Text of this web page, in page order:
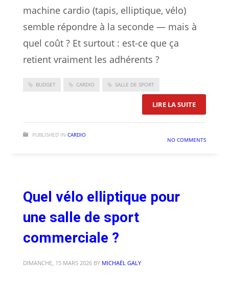
machine cardio (tapis, elliptique, vélo)
semble répondre à la seconde — mais à
quel coût ? Et surtout : est-ce que ça
retient vraiment les adhérents ?
BUDGET CARDIO SALLE DE SPORT
LIRE LA SUITE: FAUT-IL
PUBLISHED IN CARDIO
NO COMMENTS
Quel vélo elliptique pour
une salle de sport
commerciale ?
DIMANCHE, 15 MARS 2026 BY MICHAËL GALY